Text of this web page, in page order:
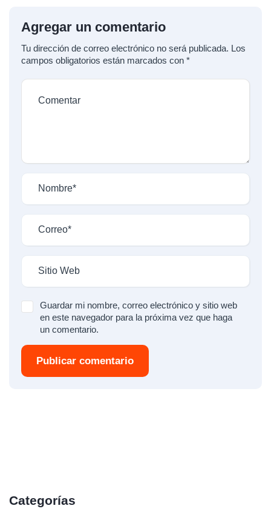
Agregar un comentario
Tu dirección de correo electrónico no será publicada. Los
campos obligatorios están marcados con *
Guardar mi nombre, correo electrónico y sitio web
en este navegador para la próxima vez que haga
un comentario.
Publicar comentario
Categorías